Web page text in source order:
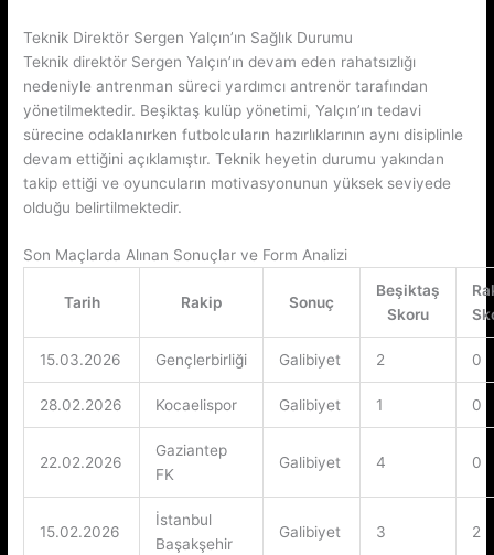
Teknik Direktör Sergen Yalçın’ın Sağlık Durumu
Teknik direktör Sergen Yalçın’ın devam eden rahatsızlığı
nedeniyle antrenman süreci yardımcı antrenör tarafından
yönetilmektedir. Beşiktaş kulüp yönetimi, Yalçın’ın tedavi
sürecine odaklanırken futbolcuların hazırlıklarının aynı disiplinle
devam ettiğini açıklamıştır. Teknik heyetin durumu yakından
takip ettiği ve oyuncuların motivasyonunun yüksek seviyede
olduğu belirtilmektedir.
Son Maçlarda Alınan Sonuçlar ve Form Analizi
Tarih Rakip Sonuç
Beşiktaş
Skoru
15.03.2026 Gençlerbirliği Galibiyet 2 0
28.02.2026 Kocaelispor Galibiyet 1 0
22.02.2026
Gaziantep
FK
Galibiyet 4 0
15.02.2026
İstanbul
Başakşehir
Galibiyet 3 2